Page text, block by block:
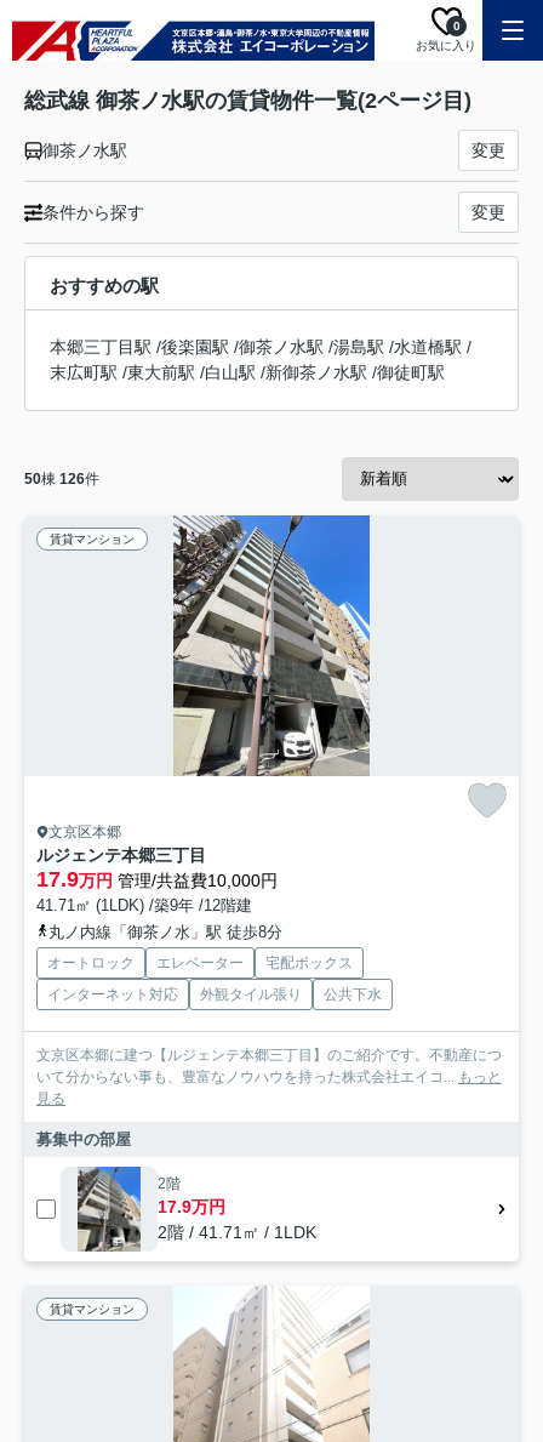
お気に入り
0
総武線 御茶ノ水駅の賃貸物件一覧(2ページ目)
御茶ノ水駅 変更
条件から探す 変更
おすすめの駅
本郷三丁目駅 /後楽園駅 /御茶ノ水駅 /湯島駅 /水道橋駅 /
末広町駅 /東大前駅 /白山駅 /新御茶ノ水駅 /御徒町駅
50棟 126件
賃貸マンション
文京区本郷
ルジェンテ本郷三丁目
17.9万円 管理/共益費10,000円
41.71㎡ (1LDK) /築9年 /12階建
丸ノ内線「御茶ノ水」駅 徒歩8分
オートロック エレベーター
宅配ボックス
インターネット対応
外観タイル張り 公共下水
文京区本郷に建つ【ルジェンテ本郷三丁目】のご紹介です。不動産につ
いて分からない事も、豊富なノウハウを持った株式会社エイコ... もっと
見る
募集中の部屋
2階
17.9万円
2階 / 41.71㎡ / 1LDK
賃貸マンション